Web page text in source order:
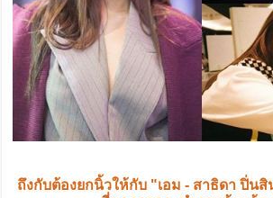
ถึงกับต้องยกนิ้วให้กับ "เอม - สาธิดา ปิ่นสิ